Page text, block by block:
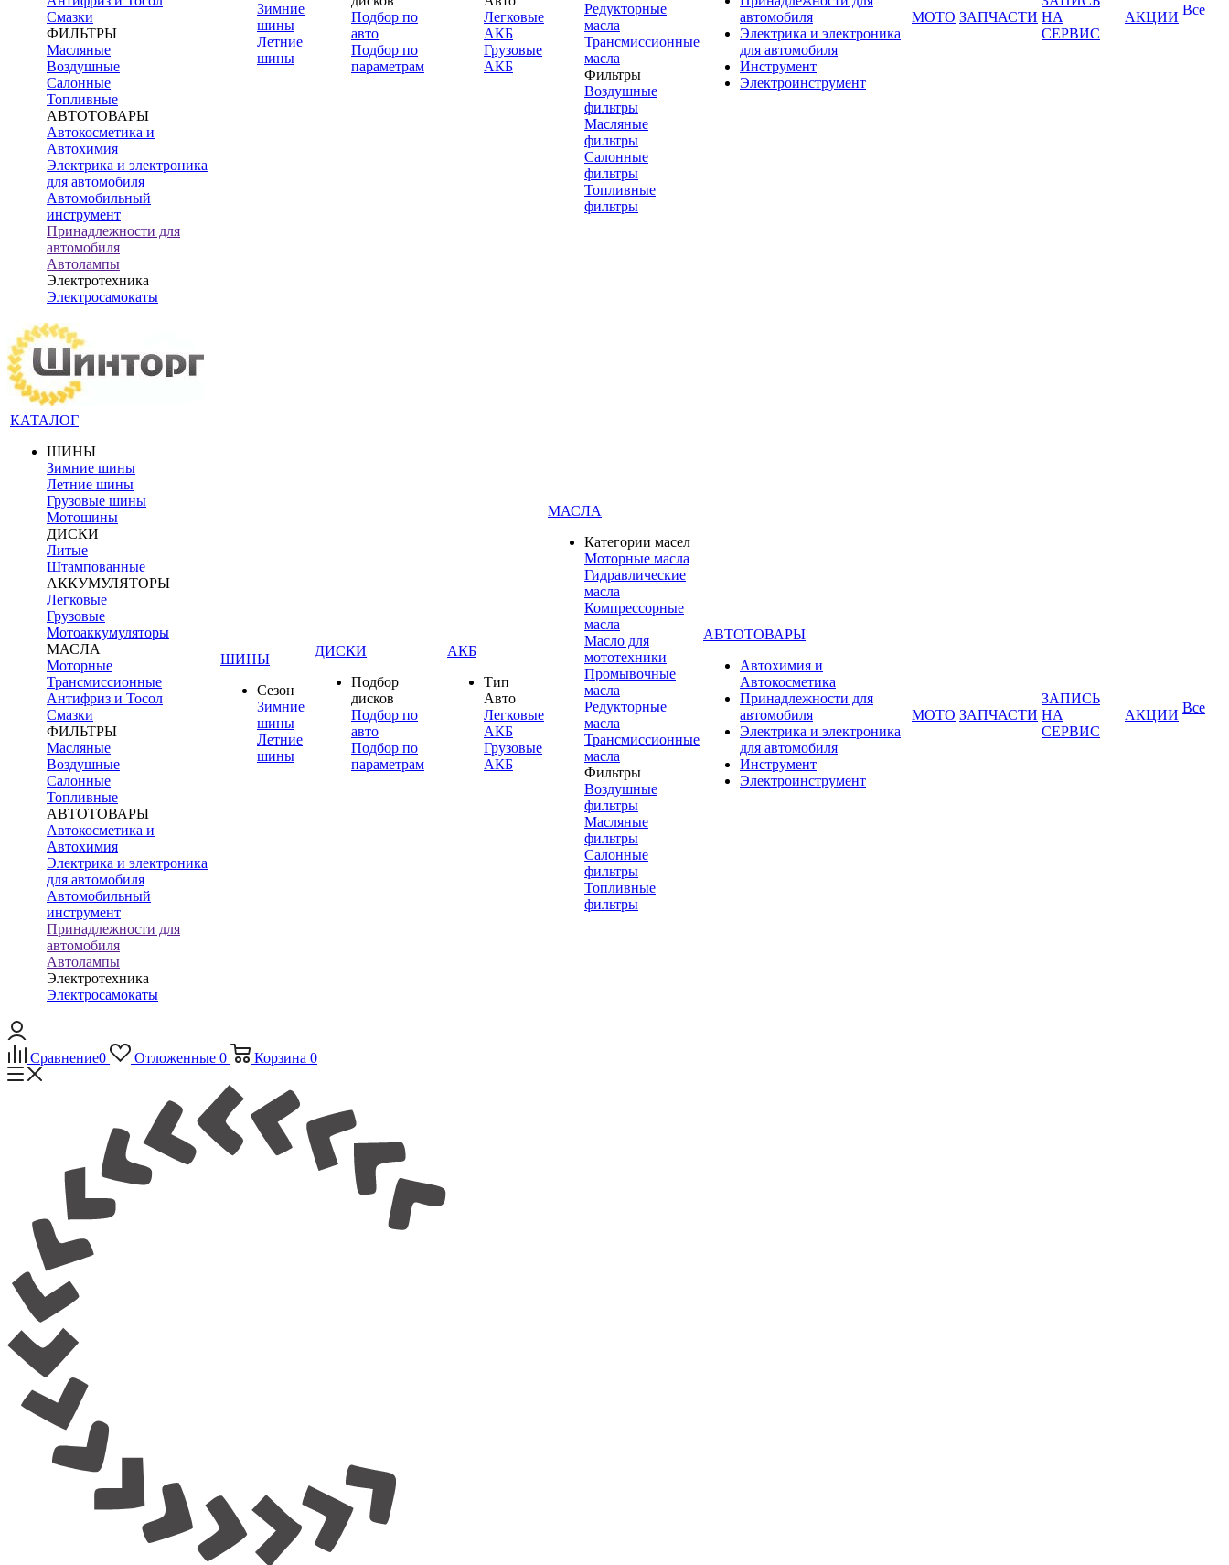
Смазки
ФИЛЬТРЫ
Масляные
Воздушные
Салонные
Топливные
АВТОТОВАРЫ
Автокосметика и
Автохимия
Электрика и электроника
для автомобиля
Автомобильный
инструмент
Принадлежности для
автомобиля
Автолампы
Электротехника
Электросамокаты
Зимние
шины
Летние
шины
Подбор по
авто
Подбор по
параметрам
Легковые
АКБ
Грузовые
АКБ
Редукторные
масла
Трансмиссионные
масла
Фильтры
Воздушные
фильтры
Масляные
фильтры
Салонные
фильтры
Топливные
фильтры
автомобиля
Электрика и электроника
для автомобиля
Инструмент
Электроинструмент
МОТО ЗАПЧАСТИ НА
СЕРВИС
АКЦИИ Все
КАТАЛОГ
ШИНЫ
Зимние шины
Летние шины
Грузовые шины
Мотошины
ДИСКИ
Литые
Штампованные
АККУМУЛЯТОРЫ
Легковые
Грузовые
Мотоаккумуляторы
МАСЛА
Моторные
Трансмиссионные
Антифриз и Тосол
Смазки
ФИЛЬТРЫ
Масляные
Воздушные
Салонные
Топливные
АВТОТОВАРЫ
Автокосметика и
Автохимия
Электрика и электроника
для автомобиля
Автомобильный
инструмент
Принадлежности для
автомобиля
Автолампы
Электротехника
Электросамокаты
ШИНЫ
Сезон
Зимние
шины
Летние
шины
ДИСКИ
Подбор
дисков
Подбор по
авто
Подбор по
параметрам
АКБ
Тип
Авто
Легковые
АКБ
Грузовые
АКБ
МАСЛА
Категории масел
Моторные масла
Гидравлические
масла
Компрессорные
масла
Масло для
мототехники
Промывочные
масла
Редукторные
масла
Трансмиссионные
масла
Фильтры
Воздушные
фильтры
Масляные
фильтры
Салонные
фильтры
Топливные
фильтры
АВТОТОВАРЫ
Автохимия и
Автокосметика
Принадлежности для
автомобиля
Электрика и электроника
для автомобиля
Инструмент
Электроинструмент
МОТО ЗАПЧАСТИ
ЗАПИСЬ
НА
СЕРВИС
АКЦИИ Все
Сравнение0 Отложенные 0 Корзина 0